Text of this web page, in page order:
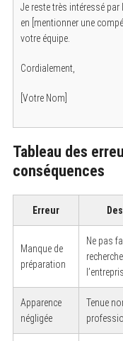
Je reste très intéressé
en [mentionner une
votre équipe.
Cordialement,
[Votre Nom]
Tableau des
conséquences
Erreur
Manque de
préparation
Ne pas
Apparence
négligée
Tenue